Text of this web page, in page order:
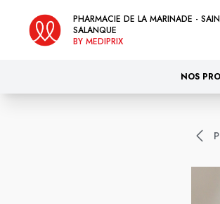
PHARMACIE DE LA MARINADE -
SALANQUE
BY MEDIPRIX
NOS